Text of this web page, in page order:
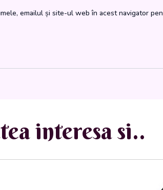
emailul și site-ul web în acest navigator
interesa si..